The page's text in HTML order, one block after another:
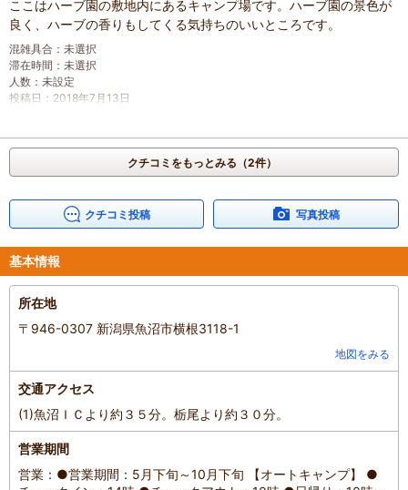
ここはハーブ園の敷地内にあるキャンプ場です。ハーブ園の景色が
良く、ハーブの香りもしてくる気持ちのいいところです。
混雑具合 ： 未選択
滞在時間 ： 未選択
人数 ： 未設定
投稿日 ： 2018年7月13日
クチコミをもっとみる（2件）
クチコミ投稿 写真投稿
基本情報
所在地
〒946-0307 新潟県魚沼市横根3118-1
地図をみる
交通アクセス
(1)魚沼ＩＣより約３５分。栃尾より約３０分。
営業期間
営業：●営業期間：5月下旬～10月下旬 【オートキャンプ】 ●